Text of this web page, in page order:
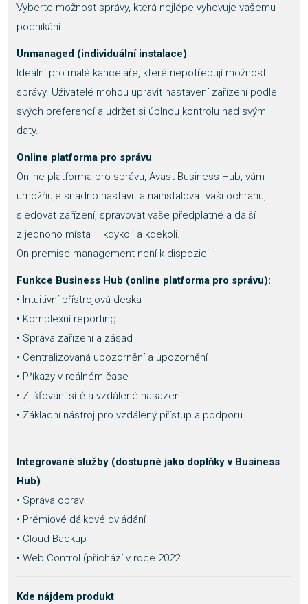
Vyberte možnost správy, která nejlépe vyhovuje vašemu
podnikání.
Unmanaged (individuální instalace)
Ideální pro malé kanceláře, které nepotřebují možnosti
správy. Uživatelé mohou upravit nastavení zařízení podle
svých preferencí a udržet si úplnou kontrolu nad svými
daty.
Online platforma pro správu
Online platforma pro správu, Avast Business Hub, vám
umožňuje snadno nastavit a nainstalovat vaši ochranu,
sledovat zařízení, spravovat vaše předplatné a další
z jednoho místa – kdykoli a kdekoli.
On-premise management není k dispozici
Funkce Business Hub (online platforma pro správu):
• Intuitivní přístrojová deska
• Komplexní reporting
• Správa zařízení a zásad
• Centralizovaná upozornění a upozornění
• Příkazy v reálném čase
• Zjišťování sítě a vzdálené nasazení
• Základní nástroj pro vzdálený přístup a podporu
Integrované služby (dostupné jako doplňky v Business
Hub)
• Správa oprav
• Prémiové dálkové ovládání
• Cloud Backup
• Web Control (přichází v roce 2022!
Kde nájdem produkt